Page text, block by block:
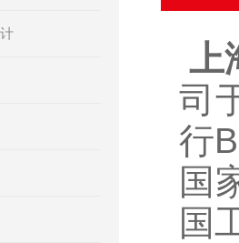
上
司
行
国
国